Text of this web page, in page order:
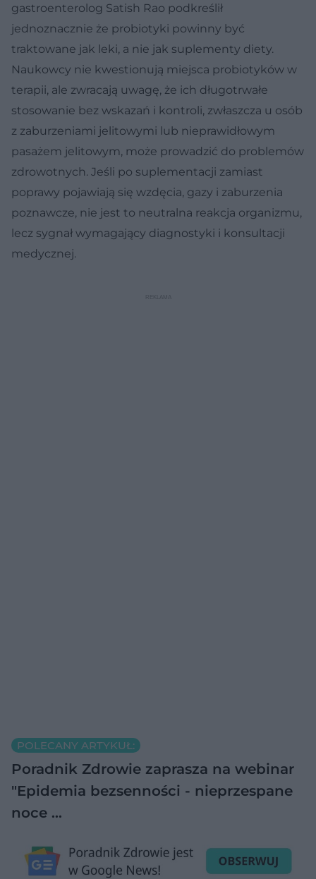
gastroenterolog Satish Rao podkreślił
jednoznacznie że probiotyki powinny być
traktowane jak leki, a nie jak suplementy diety.
Naukowcy nie kwestionują miejsca probiotyków w
terapii, ale zwracają uwagę, że ich długotrwałe
stosowanie bez wskazań i kontroli, zwłaszcza u osób
z zaburzeniami jelitowymi lub nieprawidłowym
pasażem jelitowym, może prowadzić do problemów
zdrowotnych. Jeśli po suplementacji zamiast
poprawy pojawiają się wzdęcia, gazy i zaburzenia
poznawcze, nie jest to neutralna reakcja organizmu,
lecz sygnał wymagający diagnostyki i konsultacji
medycznej.
POLECANY ARTYKUŁ:
Poradnik Zdrowie zaprasza na webinar
"Epidemia bezsenności - nieprzespane
noce …